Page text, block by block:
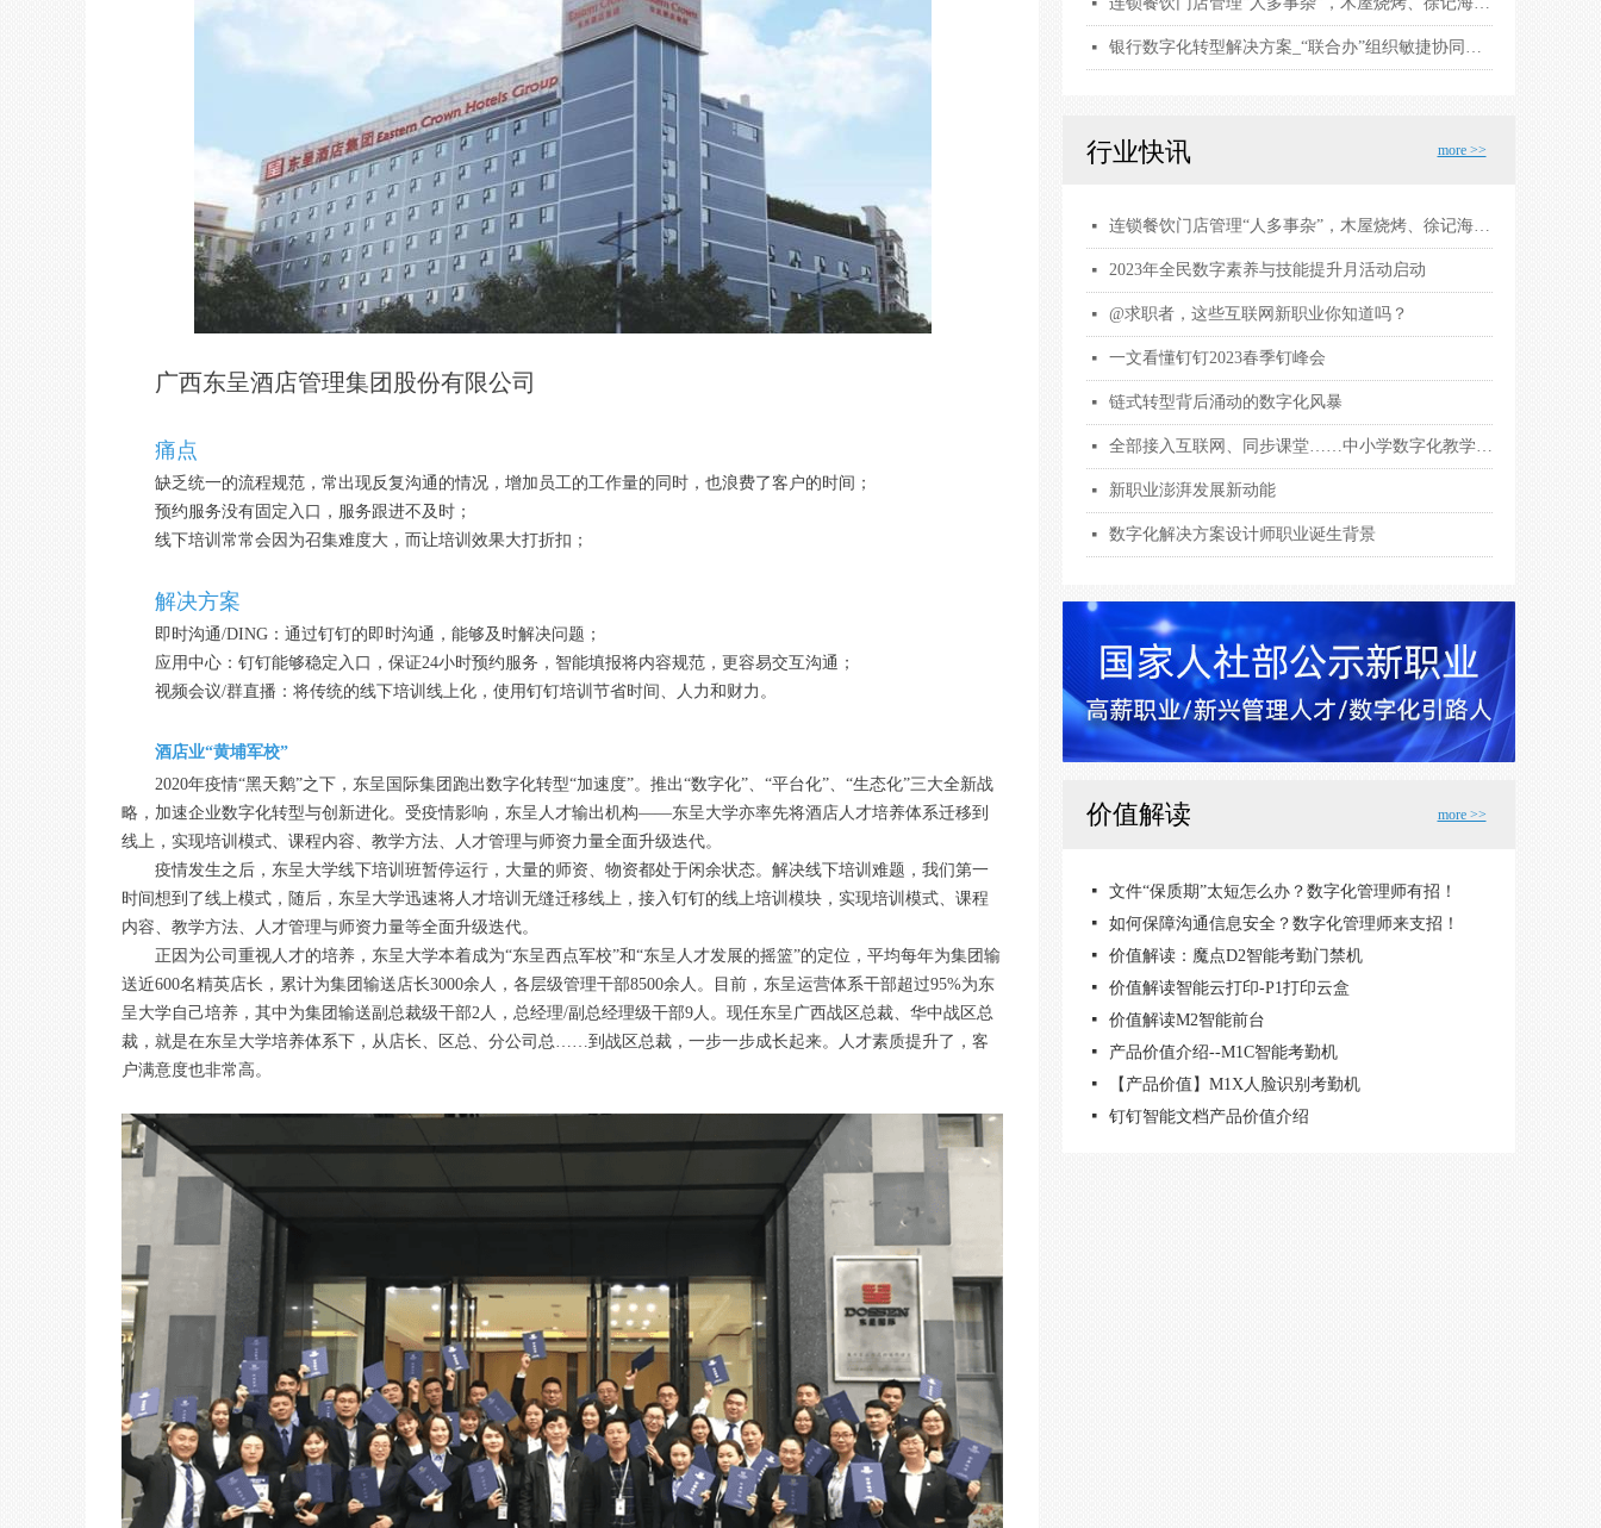
广西东呈酒店管理集团股份有限公司
痛点
缺乏统一的流程规范，常出现反复沟通的情况，增加员工的工作量的同时，也浪费了客户的时间；
预约服务没有固定入口，服务跟进不及时；
线下培训常常会因为召集难度大，而让培训效果大打折扣；
解决方案
即时沟通/DING：通过钉钉的即时沟通，能够及时解决问题；
应用中心：钉钉能够稳定入口，保证24小时预约服务，智能填报将内容规范，更容易交互沟通；
视频会议/群直播：将传统的线下培训线上化，使用钉钉培训节省时间、人力和财力。
酒店业“黄埔军校”
2020年疫情“黑天鹅”之下，东呈国际集团跑出数字化转型“加速度”。推出“数字化”、“平台化”、“生态化”三大全新战
略，加速企业数字化转型与创新进化。受疫情影响，东呈人才输出机构——东呈大学亦率先将酒店人才培养体系迁移到
线上，实现培训模式、课程内容、教学方法、人才管理与师资力量全面升级迭代。
疫情发生之后，东呈大学线下培训班暂停运行，大量的师资、物资都处于闲余状态。解决线下培训难题，我们第一
时间想到了线上模式，随后，东呈大学迅速将人才培训无缝迁移线上，接入钉钉的线上培训模块，实现培训模式、课程
内容、教学方法、人才管理与师资力量等全面升级迭代。
正因为公司重视人才的培养，东呈大学本着成为“东呈西点军校”和“东呈人才发展的摇篮”的定位，平均每年为集团输
送近600名精英店长，累计为集团输送店长3000余人，各层级管理干部8500余人。目前，东呈运营体系干部超过95%为东
呈大学自己培养，其中为集团输送副总裁级干部2人，总经理/副总经理级干部9人。现任东呈广西战区总裁、华中战区总
裁，就是在东呈大学培养体系下，从店长、区总、分公司总……到战区总裁，一步一步成长起来。人才素质提升了，客
户满意度也非常高。
行业快讯 more >>
넷 连锁餐饮门店管理“人多事杂”，木屋烧烤、徐记海鲜用钉钉数字化解围
넷 2023年全民数字素养与技能提升月活动启动
넷 @求职者，这些互联网新职业你知道吗？
넷 一文看懂钉钉2023春季钉峰会
넷 链式转型背后涌动的数字化风暴
넷 全部接入互联网、同步课堂……中小学数字化教学全面提档升级
넷 新职业澎湃发展新动能
넷 数字化解决方案设计师职业诞生背景
价值解读 more >>
文件“保质期”太短怎么办？数字化管理师有招！
如何保障沟通信息安全？数字化管理师来支招！
价值解读：魔点D2智能考勤门禁机
价值解读智能云打印-P1打印云盒
价值解读M2智能前台
产品价值介绍--M1C智能考勤机
【产品价值】M1X人脸识别考勤机
钉钉智能文档产品价值介绍
넷
넷 银行数字化转型解决方案_“联合办”组织敏捷协同管理，有效助力战略落地